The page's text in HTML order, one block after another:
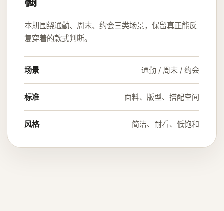
本期围绕通勤、周末、约会三类场景，保留真正能反
复穿着的款式判断。
场景 通勤 / 周末 / 约会
标准 面料、版型、搭配空间
风格 简洁、耐看、低饱和